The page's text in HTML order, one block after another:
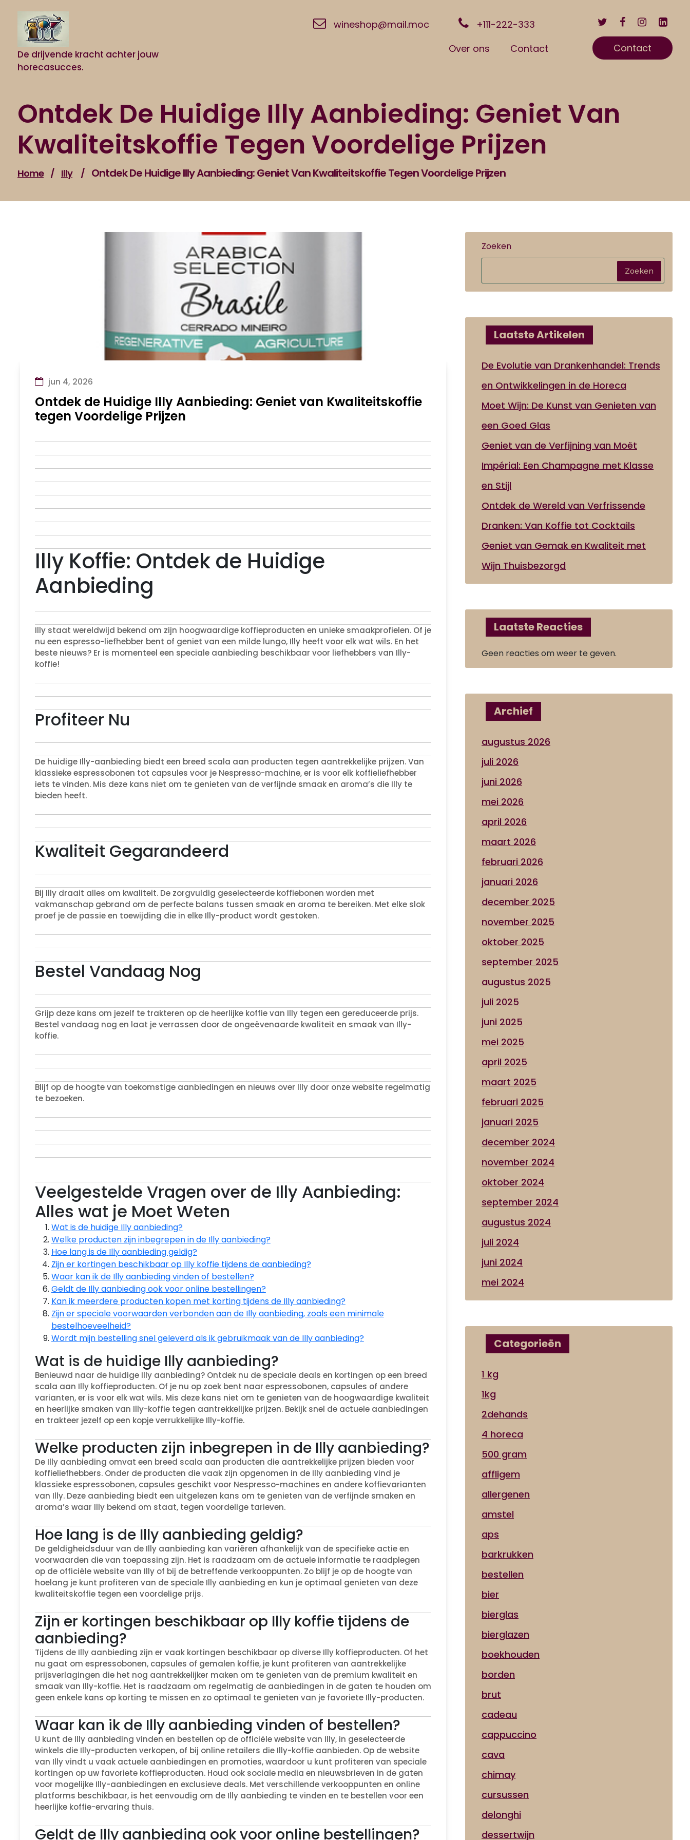
inhoud
De drijvende kracht achter jouw
horecasucces.
wineshop@mail.moc
+111-222-333
Over ons
Contact Contact
Ontdek De Huidige Illy Aanbieding: Geniet Van
Kwaliteitskoffie Tegen Voordelige Prijzen
Home / Illy / Ontdek De Huidige Illy Aanbieding: Geniet Van Kwaliteitskoffie Tegen Voordelige Prijzen
jun 4, 2026
Ontdek de Huidige Illy Aanbieding: Geniet van Kwaliteitskoffie
tegen Voordelige Prijzen
Illy Koffie: Ontdek de Huidige
Aanbieding
Illy staat wereldwijd bekend om zijn hoogwaardige koffieproducten en unieke smaakprofielen. Of je
nu een espresso-liefhebber bent of geniet van een milde lungo, Illy heeft voor elk wat wils. En het
beste nieuws? Er is momenteel een speciale aanbieding beschikbaar voor liefhebbers van Illy-
koffie!
Profiteer Nu
De huidige Illy-aanbieding biedt een breed scala aan producten tegen aantrekkelijke prijzen. Van
klassieke espressobonen tot capsules voor je Nespresso-machine, er is voor elk koffieliefhebber
iets te vinden. Mis deze kans niet om te genieten van de verfijnde smaak en aroma’s die Illy te
bieden heeft.
Kwaliteit Gegarandeerd
Bij Illy draait alles om kwaliteit. De zorgvuldig geselecteerde koffiebonen worden met
vakmanschap gebrand om de perfecte balans tussen smaak en aroma te bereiken. Met elke slok
proef je de passie en toewijding die in elke Illy-product wordt gestoken.
Bestel Vandaag Nog
Grijp deze kans om jezelf te trakteren op de heerlijke koffie van Illy tegen een gereduceerde prijs.
Bestel vandaag nog en laat je verrassen door de ongeëvenaarde kwaliteit en smaak van Illy-
koffie.
Blijf op de hoogte van toekomstige aanbiedingen en nieuws over Illy door onze website regelmatig
te bezoeken.
Veelgestelde Vragen over de Illy Aanbieding:
Alles wat je Moet Weten
Wat is de huidige Illy aanbieding?
Welke producten zijn inbegrepen in de Illy aanbieding?
Hoe lang is de Illy aanbieding geldig?
Zijn er kortingen beschikbaar op Illy koffie tijdens de aanbieding?
Waar kan ik de Illy aanbieding vinden of bestellen?
Geldt de Illy aanbieding ook voor online bestellingen?
Kan ik meerdere producten kopen met korting tijdens de Illy aanbieding?
Zijn er speciale voorwaarden verbonden aan de Illy aanbieding, zoals een minimale
bestelhoeveelheid?
Wordt mijn bestelling snel geleverd als ik gebruikmaak van de Illy aanbieding?
Wat is de huidige Illy aanbieding?
Benieuwd naar de huidige Illy aanbieding? Ontdek nu de speciale deals en kortingen op een breed
scala aan Illy koffieproducten. Of je nu op zoek bent naar espressobonen, capsules of andere
varianten, er is voor elk wat wils. Mis deze kans niet om te genieten van de hoogwaardige kwaliteit
en heerlijke smaken van Illy-koffie tegen aantrekkelijke prijzen. Bekijk snel de actuele aanbiedingen
en trakteer jezelf op een kopje verrukkelijke Illy-koffie.
Welke producten zijn inbegrepen in de Illy aanbieding?
De Illy aanbieding omvat een breed scala aan producten die aantrekkelijke prijzen bieden voor
koffieliefhebbers. Onder de producten die vaak zijn opgenomen in de Illy aanbieding vind je
klassieke espressobonen, capsules geschikt voor Nespresso-machines en andere koffievarianten
van Illy. Deze aanbieding biedt een uitgelezen kans om te genieten van de verfijnde smaken en
aroma’s waar Illy bekend om staat, tegen voordelige tarieven.
Hoe lang is de Illy aanbieding geldig?
De geldigheidsduur van de Illy aanbieding kan variëren afhankelijk van de specifieke actie en
voorwaarden die van toepassing zijn. Het is raadzaam om de actuele informatie te raadplegen
op de officiële website van Illy of bij de betreffende verkooppunten. Zo blijf je op de hoogte van
hoelang je kunt profiteren van de speciale Illy aanbieding en kun je optimaal genieten van deze
kwaliteitskoffie tegen een voordelige prijs.
Zijn er kortingen beschikbaar op Illy koffie tijdens de
aanbieding?
Tijdens de Illy aanbieding zijn er vaak kortingen beschikbaar op diverse Illy koffieproducten. Of het
nu gaat om espressobonen, capsules of gemalen koffie, je kunt profiteren van aantrekkelijke
prijsverlagingen die het nog aantrekkelijker maken om te genieten van de premium kwaliteit en
smaak van Illy-koffie. Het is raadzaam om regelmatig de aanbiedingen in de gaten te houden om
geen enkele kans op korting te missen en zo optimaal te genieten van je favoriete Illy-producten.
Waar kan ik de Illy aanbieding vinden of bestellen?
U kunt de Illy aanbieding vinden en bestellen op de officiële website van Illy, in geselecteerde
winkels die Illy-producten verkopen, of bij online retailers die Illy-koffie aanbieden. Op de website
van Illy vindt u vaak actuele aanbiedingen en promoties, waardoor u kunt profiteren van speciale
kortingen op uw favoriete koffieproducten. Houd ook sociale media en nieuwsbrieven in de gaten
voor mogelijke Illy-aanbiedingen en exclusieve deals. Met verschillende verkooppunten en online
platforms beschikbaar, is het eenvoudig om de Illy aanbieding te vinden en te bestellen voor een
heerlijke koffie-ervaring thuis.
Geldt de Illy aanbieding ook voor online bestellingen?
Zoeken
Zoeken
Laatste Artikelen
De Evolutie van Drankenhandel: Trends
en Ontwikkelingen in de Horeca
Moet Wijn: De Kunst van Genieten van
een Goed Glas
Geniet van de Verfijning van Moët
Impérial: Een Champagne met Klasse
en Stijl
Ontdek de Wereld van Verfrissende
Dranken: Van Koffie tot Cocktails
Geniet van Gemak en Kwaliteit met
Wijn Thuisbezorgd
Laatste Reacties
Geen reacties om weer te geven.
Archief
augustus 2026
juli 2026
juni 2026
mei 2026
april 2026
maart 2026
februari 2026
januari 2026
december 2025
november 2025
oktober 2025
september 2025
augustus 2025
juli 2025
juni 2025
mei 2025
april 2025
maart 2025
februari 2025
januari 2025
december 2024
november 2024
oktober 2024
september 2024
augustus 2024
juli 2024
juni 2024
mei 2024
Categorieën
1 kg
1kg
2dehands
4 horeca
500 gram
affligem
allergenen
amstel
aps
barkrukken
bestellen
bier
bierglas
bierglazen
boekhouden
borden
brut
cadeau
cappuccino
cava
chimay
cursussen
delonghi
dessertwijn